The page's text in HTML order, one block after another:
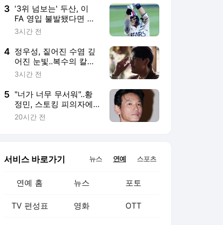
심 "합리적 선택"
3 '3위 넘보는' 두산, 이
FA 영입 불발됐다면 어
쩔 뻔했나... 사령탑도 찬
문에 곽빈이 6회까지 던
졌다"
3시간 전
4 정우성, 짙어진 수염 깊
어진 눈빛..복수의 칼날
갈았다 [메이드인 코리
3시간 전
5 "너가 너무 무서워"..황
정민, 스토킹 피의자에
62번 먼저 전화 건 이유
20시간 전
서비스 바로가기 뉴스 연예 스포츠
연예 홈 뉴스 포토
TV 편성표 영화 OTT